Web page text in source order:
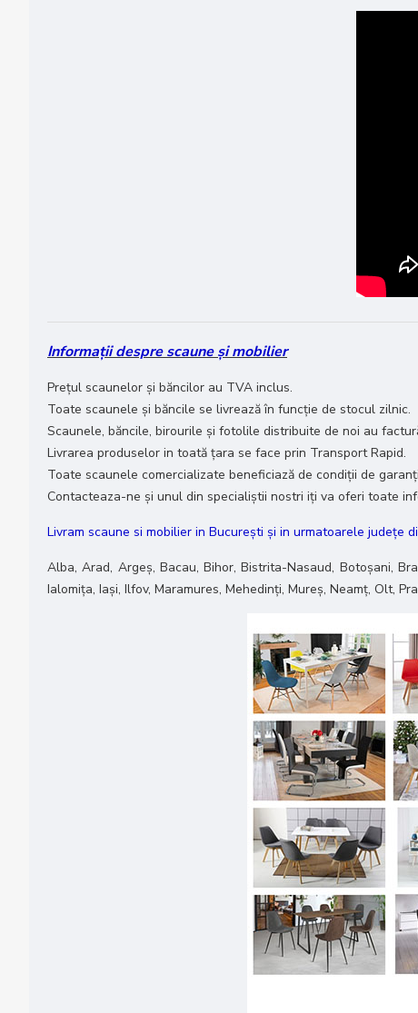
Informații despre scaune și mobilier
Prețul scaunelor și băncilor au TVA inclus.
Toate scaunele și băncile se livrează în funcție de stocul zilnic.
Scaunele, băncile, birourile și fotolile distribuite de noi au
Livrarea produselor in toată țara se face prin Transport Rapid.
Toate scaunele comercializate beneficiază de condiții de
Contacteaza-ne și unul din specialiștii nostri iți va oferi toate
Livram scaune si mobilier in București și in urmatoarele județe
Alba, Arad, Argeș, Bacau, Bihor, Bistrita-Nasaud, Botoșani,
Ialomița, Iași, Ilfov, Maramures, Mehedinți, Mureș, Neamț, Olt,